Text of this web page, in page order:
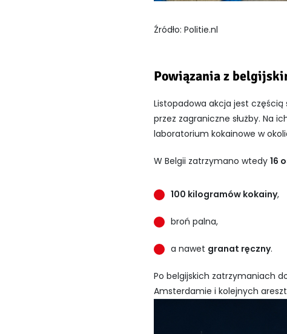
Źródło: Politie.nl
Powiązania z
Listopadowa akcja jest
przez zagraniczne służby. Na
laboratorium kokainowe w
W Belgii zatrzymano wtedy 16
100 kilogramów kokainy,
broń palna,
a nawet granat ręczny.
Po belgijskich zatrzymaniach
Amsterdamie i kolejnych